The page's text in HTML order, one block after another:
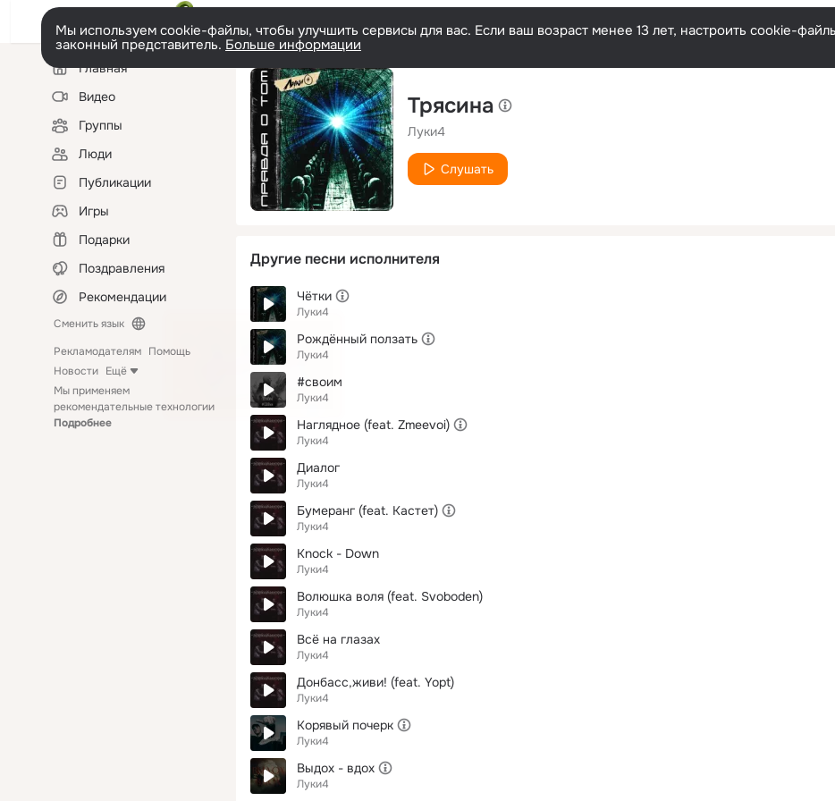
Мы используем cookie-файлы, чтобы улучшить сервисы для вас. Если ваш возраст менее 13 лет, настроить cookie-
законный представитель. Больше информации
Левая
колонкаГлавная
Видео
Группы
Люди
Публикации
Игры
Подарки
Поздравления
Рекомендации
Сменить язык
Рекламодателям Помощь
Новости Ещё
Мы применяем
рекомендательные технологии
Подробнее
Трясина
Луки4
Слушать
Другие песни исполнителя
Чётки
Луки4
Рождённый ползать
Луки4
#своим
Луки4
Наглядное (feat. Zmeevoi)
Луки4
Диалог
Луки4
Бумеранг (feat. Кастет)
Луки4
Knock - Down
Луки4
Волюшка воля (feat. Svoboden)
Луки4
Всё на глазах
Луки4
Донбасс,живи! (feat. Yopt)
Луки4
Корявый почерк
Луки4
Выдох - вдох
Луки4